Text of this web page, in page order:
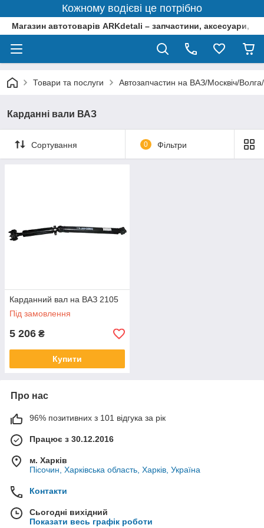
Кожному водієві це потрібно
Магазин автотоварів ARKdetali – запчастини, аксесуари,
Товари та послуги Автозапчастин на ВАЗ/Москвіч/
Карданні вали ВАЗ
Сортування 0 Фільтри
Карданний вал на ВАЗ 2105
Під замовлення
5 206 ₴
Купити
Про нас
96% позитивних з 101 відгука за рік
Працює з 30.12.2016
м. Харків
Пісочин, Харківська область, Харків, Україна
Контакти
Сьогодні вихідний
Показати весь графік роботи